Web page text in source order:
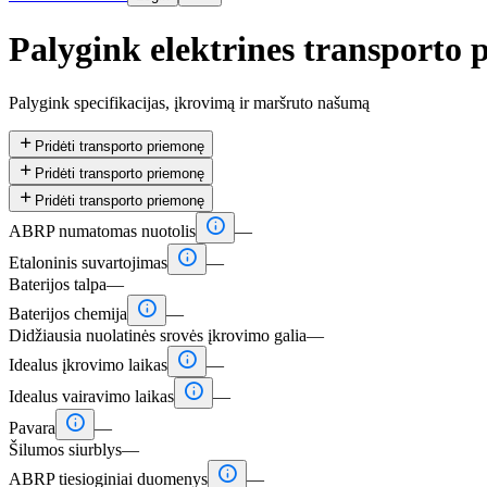
Palygink elektrines transporto
Palygink specifikacijas, įkrovimą ir maršruto našumą
 Pridėti transporto priemonę
 Pridėti transporto priemonę
 Pridėti transporto priemonę
ABRP numatomas nuotolis  —
Etaloninis suvartojimas  —
Baterijos talpa—
Baterijos chemija
 —
Didžiausia nuolatinės srovės įkrovimo galia—
Idealus įkrovimo laikas  —
Idealus vairavimo laikas  —
Pavara
 —
Šilumos siurblys—
ABRP tiesioginiai duomenys  —